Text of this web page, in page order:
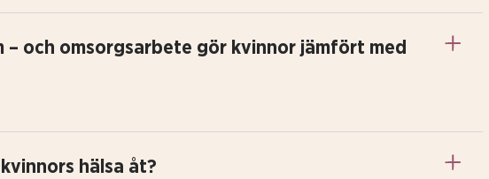
– och omsorgsarbete gör kvinnor jämfört med
hälsa åt?